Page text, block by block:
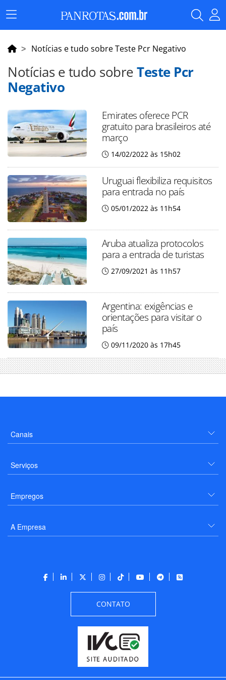
Menu
Principal
Notícias e tudo sobre Teste Pcr Negativo
Notícias e tudo sobreTeste Pcr
Negativo
Emirates oferece PCR
gratuito para brasileiros até
março
14/02/2022 às 15h02
Uruguai flexibiliza requisitos
para entrada no país
05/01/2022 às 11h54
Aruba atualiza protocolos
para a entrada de turistas
27/09/2021 às 11h57
Argentina: exigências e
orientações para visitar o
país
09/11/2020 às 17h45
Canais
Serviços
Empregos
A Empresa
CONTATO